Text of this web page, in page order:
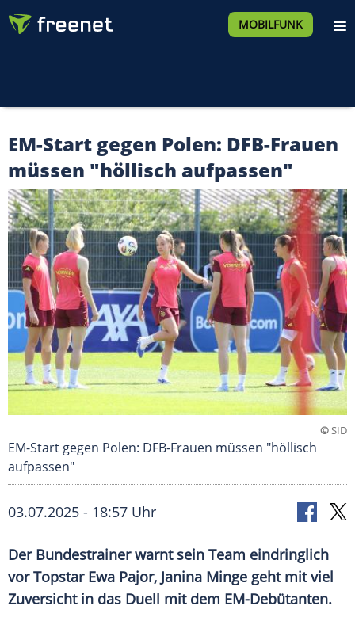
MOBILFUNK
EM-Start gegen Polen: DFB-Frauen
müssen "höllisch aufpassen"
©SID
EM-Start gegen Polen: DFB-Frauen müssen "höllisch
aufpassen"
03.07.2025 - 18:57 Uhr
Der Bundestrainer warnt sein Team eindringlich
vor Topstar Ewa Pajor, Janina Minge geht mit viel
Zuversicht in das Duell mit dem EM-Debütanten.